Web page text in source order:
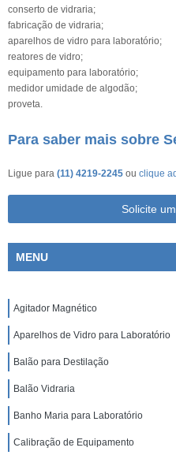
conserto de vidraria;
fabricação de vidraria;
aparelhos de vidro para laboratório;
reatores de vidro;
equipamento para laboratório;
medidor umidade de algodão;
proveta.
Para saber mais sobre
Ligue para (11) 4219-2245 ou clique
Solicite
MENU
Agitador Magnético
Aparelhos de Vidro para Laboratório
Balão para Destilação
Balão Vidraria
Banho Maria para Laboratório
Calibração de Equipamento